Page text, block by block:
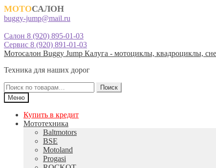
МОТОСАЛОН
buggy-jump@mail.ru
Салон 8 (920) 895-01-03
Сервис 8 (920) 891-01-03
Перейти
навигации
Перейти
содержимому
Мотосалон Buggy Jump Калуга - мотоциклы, квадроциклы,
Техника для наших дорог
Искать:
Поиск
Меню
Купить в кредит
Мототехника
Baltmotors
BSE
Motoland
Progasi